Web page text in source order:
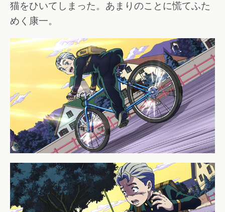
猫をひいてしまった。あまりのことに慌てふた
めく康一。